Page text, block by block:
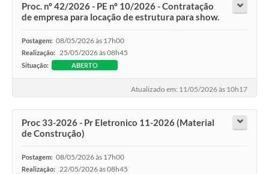
Proc. nº 42/2026 - PE nº 10/2026 - Contratação
de empresa para locação de estrutura para show.
Postagem: 08/05/2026 às 17h00
Realização: 25/05/2026 às 08h45
Situação: ABERTO
Atualizado em: 11/05/2026 às 10h17
Proc 33-2026 - Pr Eletronico 11-2026 (Material
de Construção)
Postagem: 08/05/2026 às 17h00
Realização: 22/05/2026 às 08h45